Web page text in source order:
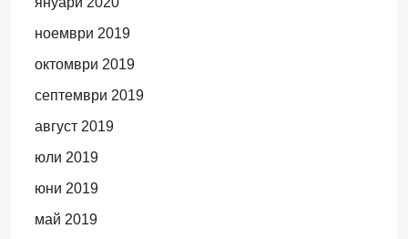
ноември 2019
октомври 2019
септември 2019
август 2019
юли 2019
юни 2019
май 2019